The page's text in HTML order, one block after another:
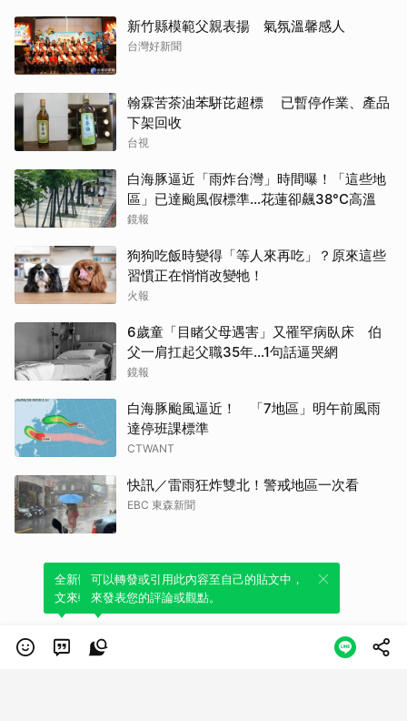
新竹縣模範父親表揚 氣氛溫馨感人
台灣好新聞
翰霖苦茶油苯駢芘超標 已暫停作業、產品
下架回收
台視
白海豚逼近「雨炸台灣」時間曝！「這些地
區」已達颱風假標準…花蓮卻飆38°C高溫
鏡報
狗狗吃飯時變得「等人來再吃」？原來這些
習慣正在悄悄改變牠！
火報
6歲童「目睹父母遇害」又罹罕病臥床 伯
父一肩扛起父職35年...1句話逼哭網
鏡報
白海豚颱風逼近！ 「7地區」明午前風雨
達停班課標準
CTWANT
快訊／雷雨狂炸雙北！警戒地區一次看
EBC 東森新聞
全新體驗！一鍵引用此內容，透過發布貼
文來輕鬆表達個人立場。
可以轉發或引用此內容至自己的貼文中，
來發表您的評論或觀點。